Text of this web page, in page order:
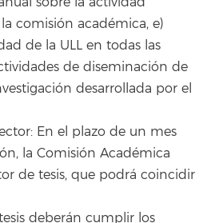
comisión académica, e)
de la ULL en todas las
de diseminación de
desarrollada por el
En el plazo de un mes
la Comisión Académica
de tesis, que podrá coincidir
deberán cumplir los